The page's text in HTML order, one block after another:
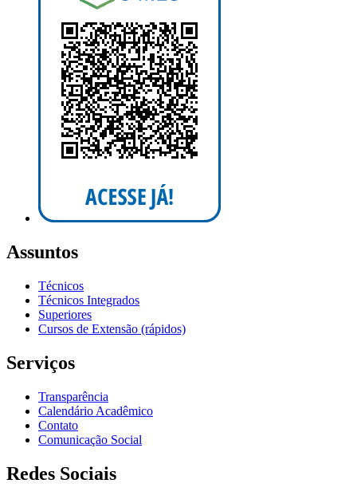
Assuntos
Técnicos
Técnicos Integrados
Superiores
Cursos de Extensão (rápidos)
Serviços
Transparência
Calendário Acadêmico
Contato
Comunicação Social
Redes Sociais